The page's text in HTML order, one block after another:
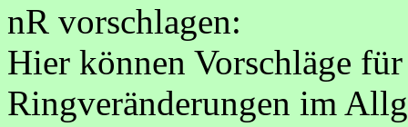
nR vorschlagen:
Hier können Vorschläge
Ringveränderungen im